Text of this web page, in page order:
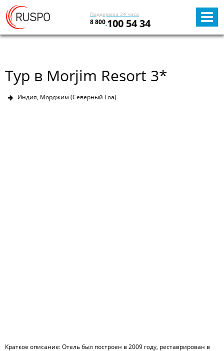
Поддержка 24 часа
8 800 100 54 34
Тур в Morjim Resort 3*
Индия, Морджим (Северный Гоа)
Краткое описание: Отель был построен в 2009 году, реставрирован в